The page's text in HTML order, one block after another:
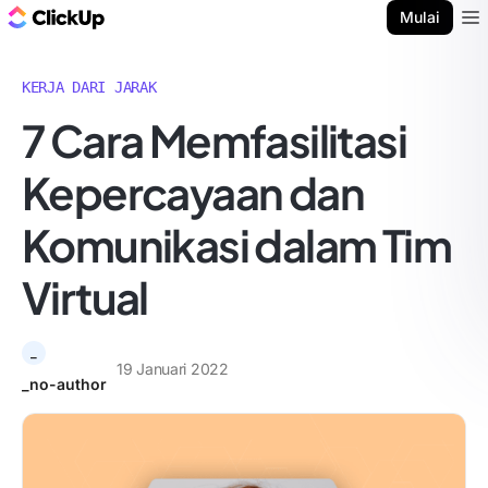
Mulai
KERJA DARI JARAK
7 Cara Memfasilitasi
Kepercayaan dan
Komunikasi dalam Tim
Virtual
_no-author
19 Januari 2022